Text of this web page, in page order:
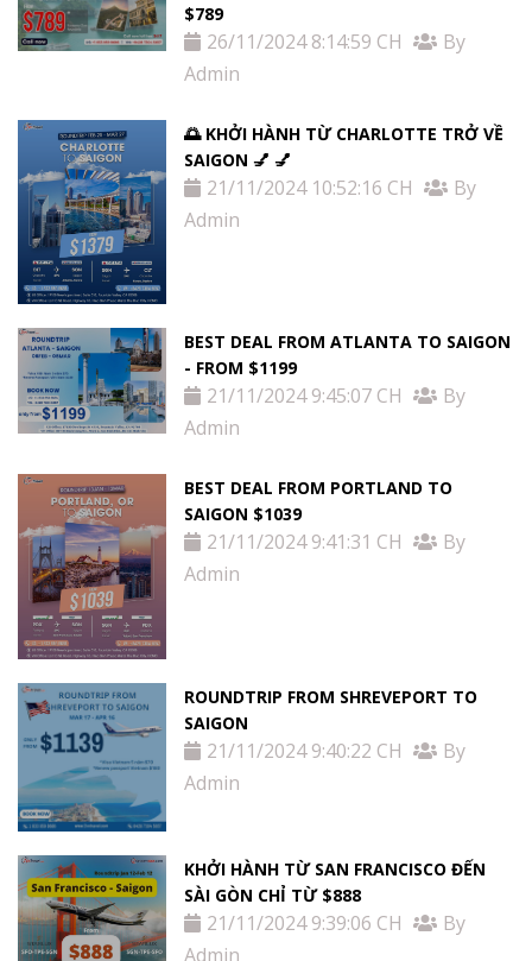
$789
26/11/2024 8:14:59 CH
By
Admin
🌅 KHỞI HÀNH TỪ CHARLOTTE TRỞ VỀ
SAIGON 💅 💅
21/11/2024 10:52:16 CH
By
Admin
BEST DEAL FROM ATLANTA TO SAIGON
- FROM $1199
21/11/2024 9:45:07 CH
By
Admin
BEST DEAL FROM PORTLAND TO
SAIGON $1039
21/11/2024 9:41:31 CH
By
Admin
ROUNDTRIP FROM SHREVEPORT TO
SAIGON
21/11/2024 9:40:22 CH
By
Admin
KHỞI HÀNH TỪ SAN FRANCISCO ĐẾN
SÀI GÒN CHỈ TỪ $888
21/11/2024 9:39:06 CH
By
Admin